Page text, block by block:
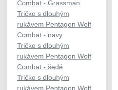
Combat - Grassman
Tričko s dlouhým
rukávem Pentagon Wolf
Combat - navy
Tričko s dlouhým
rukávem Pentagon Wolf
Combat - šedé
Tričko s dlouhým
rukávem Pentagon Wolf